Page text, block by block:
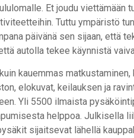
Et joudu viettämään
Tuttu ympäristö
päivänä sen sijaan, että
autolla tekee käynnistä
kauemmas matkustaminen,
elokuvat, keilauksen ja
Yli 5500 ilmaista
helppoa. Julkisella
sijaitsevat lähellä